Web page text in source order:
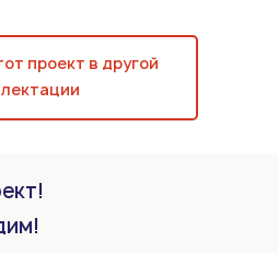
проект в другой